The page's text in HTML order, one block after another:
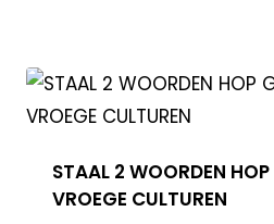
STAAL 2 WOORDEN
VROEGE CULTUREN